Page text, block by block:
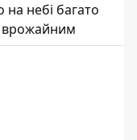
небі багато
врожайним